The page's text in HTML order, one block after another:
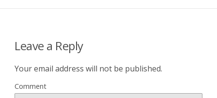
Leave a Reply
Your email address will not be published.
Comment